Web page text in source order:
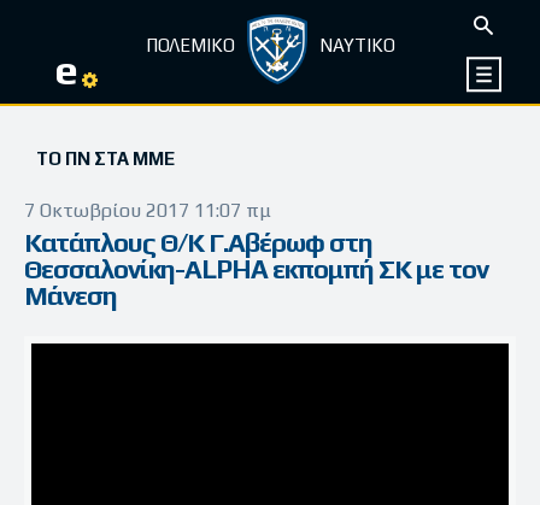
e ΠΟΛΕΜΙΚΟ ΝΑΥΤΙΚΟ
ΤΟ ΠΝ ΣΤΑ ΜΜΕ
7 Οκτωβρίου 2017 11:07 πμ
Κατάπλους Θ/Κ Γ.Αβέρωφ στη
Θεσσαλονίκη-ΑLPHA εκπομπή ΣΚ με τον
Μάνεση